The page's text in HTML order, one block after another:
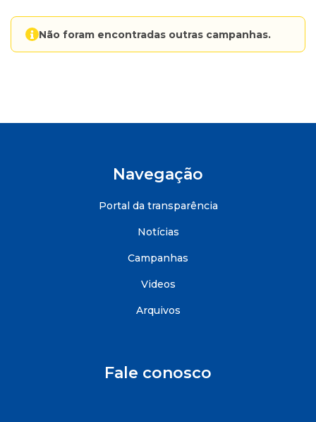
Não foram encontradas outras campanhas.
Navegação
Portal da transparência
Notícias
Campanhas
Videos
Arquivos
Fale conosco